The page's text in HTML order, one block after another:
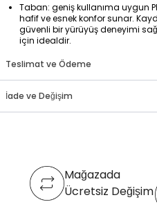
Taban: geniş kullanıma uygun
hafif ve esnek konfor sunar.
güvenli bir yürüyüş deneyimi
için idealdir.
Teslimat ve Ödeme
İade ve Değişim
Mağazada
Ücretsiz Değişim